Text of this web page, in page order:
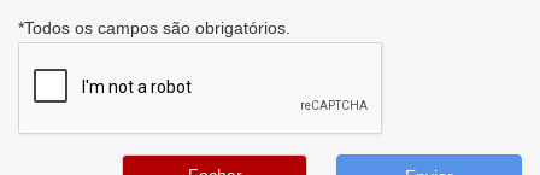
*Todos os campos são obrigatórios.